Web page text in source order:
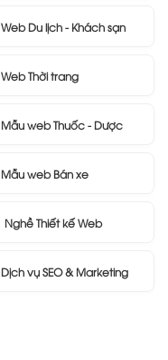
Web Du lịch - Khách sạn
Web Thời trang
Mẫu web Thuốc - Dược
Mẫu web Bán xe
Nghề Thiết kế Web
Dịch vụ SEO & Marketing